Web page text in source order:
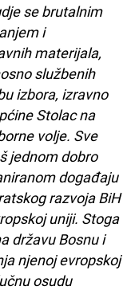
se brutalnim
i
materijala,
službenih
izbora, izravno
Stolac na
volje. Sve
jednom dobro
događaju
razvoja BiH
uniji. Stoga
državu Bosnu i
njenoj evropskoj
osudu